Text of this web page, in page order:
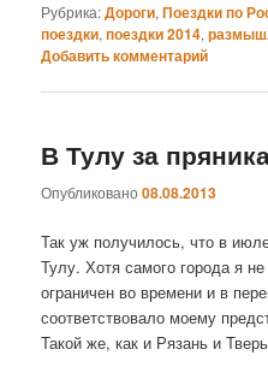
Рубрика:Дороги,Поездки по
поездки,поездки 2014,
Добавить комментарий
В Тулу за
Опубликовано08.08.2013
Так уж получилось, что в
Тулу. Хотя самого города я
ограничен во времени и в
соответствовало моему
Такой же, как и Рязань и